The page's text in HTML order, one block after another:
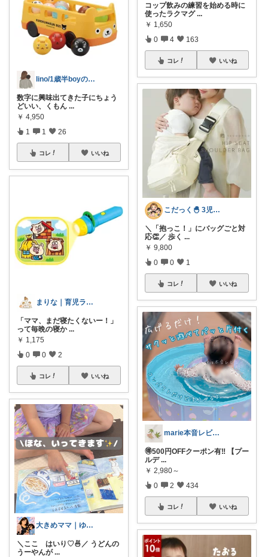
lino/1歳半boyのママ
数字に興味出てきた子にちょう
どいい、くもん ...
￥ 4,950
1 1 26
コレ いいね
まりな｜育児ラクする便利グッズ 🌸
「ママ、まだ寝たくないー！」
って毎晩の寝か ...
￥ 1,175
0 0 2
コレ いいね
大きめママ｜ゆる育児と暮らしアイテム
＼ここ はいり♡🍜／ うどんの
うーやんが ...
コップ飲みの練習を始める時に
使ったラクマグ ...
￥ 1,650
0 4 163
コレ いいね
こだっく🐣 3児のママ
＼「抱っこ！」にバッグごと対
応👏／ 歩く ...
￥ 9,800
0 0 1
コレ いいね
marie本音レビュー🏝️夏休み💃
🉐500円OFFクーポン有‼️ 【プー
ルデ ...
￥ 2,980～
0 2 434
コレ いいね